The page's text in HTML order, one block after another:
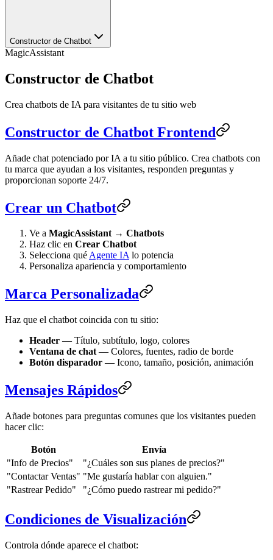
Constructor de Chatbot
MagicAssistant
Constructor de Chatbot
Crea chatbots de IA para visitantes de tu sitio web
Constructor de Chatbot Frontend
Añade chat potenciado por IA a tu sitio público. Crea chatbots con
tu marca que ayudan a los visitantes, responden preguntas y
proporcionan soporte 24/7.
Crear un Chatbot
Ve a MagicAssistant→ Chatbots
Haz clic en Crear Chatbot
Selecciona quéAgente IAlo potencia
Personaliza apariencia y comportamiento
Marca Personalizada
Haz que el chatbot coincida con tu sitio:
Header — Título, subtítulo, logo, colores
Ventana de chat — Colores, fuentes, radio de borde
Botón disparador — Icono, tamaño, posición, animación
Mensajes Rápidos
Añade botones para preguntas comunes que los visitantes pueden
hacer clic:
Botón
Envía
"Info de Precios"
"¿Cuáles son sus planes de precios?"
"Contactar Ventas" "Me gustaría hablar con alguien."
"Rastrear Pedido"
"¿Cómo puedo rastrear mi pedido?"
Condiciones de Visualización
Controla dónde aparece el chatbot: